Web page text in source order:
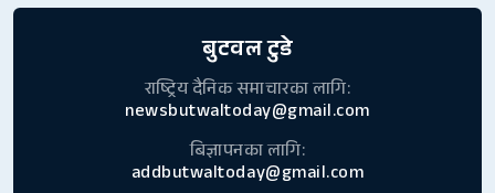
बुटवल टुडे
राष्ट्रिय दैनिक समाचारका लागि:
newsbutwaltoday@gmail.com
बिज्ञापनका लागि:
addbutwaltoday@gmail.com